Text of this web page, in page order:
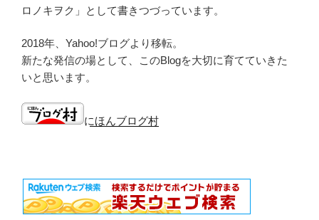
ロノキヲク」として書きつづっています。
2018年、Yahoo!ブログより移転。
新たな発信の場として、このBlogを大切に育てていきた
いと思います。
にほんブログ村